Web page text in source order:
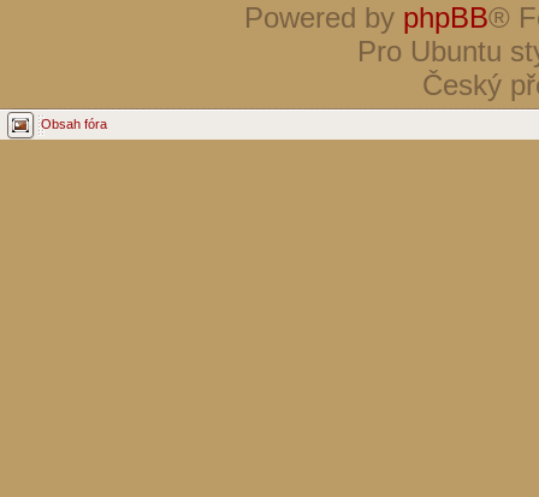
Powered by phpBB®
Pro Ubuntu
Český
Obsah fóra